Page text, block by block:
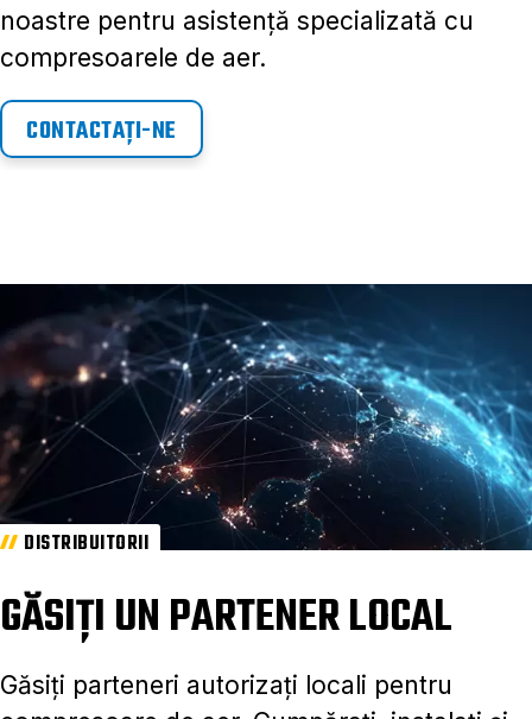
noastre pentru asistență specializată cu
compresoarele de aer.
CONTACTAȚI-NE
DISTRIBUITORII
GĂSIȚI UN PARTENER LOCAL
Găsiți parteneri autorizați locali pentru